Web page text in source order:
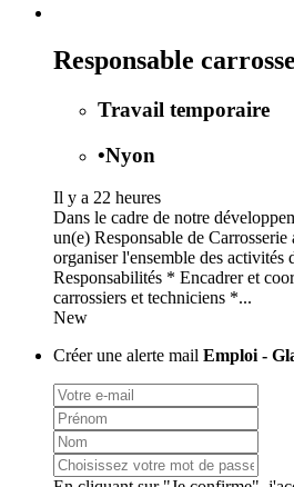
Responsable
Travail temporaire
•Nyon
Il y a 22 heures
Dans le cadre de notre
un(e) Responsable de
organiser l'ensemble des activités
Responsabilités * Encadrer et
carrossiers et techniciens *...
New
Créer une alerte mail Emploi -